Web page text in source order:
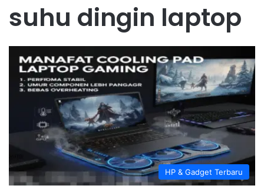
suhu dingin laptop
HP & Gadget Terbaru